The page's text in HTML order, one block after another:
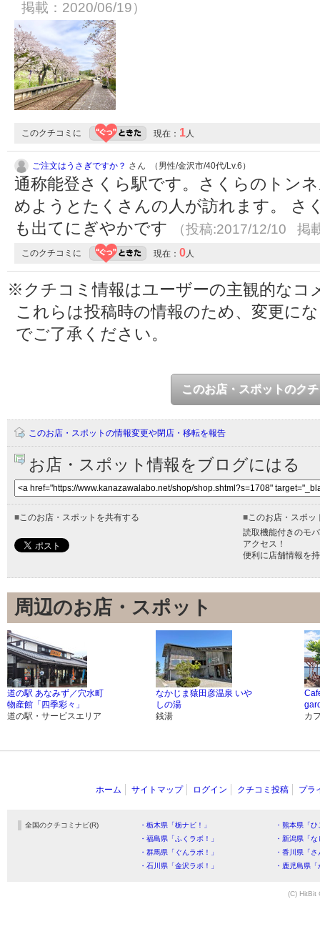
掲載：2020/06/19）
このクチコミに 現在： 1人
ご注文はうさぎですか？ さん （男性/金沢市/40代/Lv.6）
通称能登さくら駅です。さくらのトン
めようとたくさんの人が訪れます。 さ
も出てにぎやかです
（投稿:2017/12/10 掲
このクチコミに 現在： 0人
※クチコミ情報はユーザーの主観的なコ
これらは投稿時の情報のため、変更に
でご了承ください。
このお店・スポットのク
このお店・スポットの情報変更や閉店・移転を報告
お店・スポット情報をブログにはる
■このお店・スポットを共有する ■このお店・スポッ
読取機能付きのモ
アクセス！
便利に店舗情報を
周辺のお店・スポット
道の駅 あなみず／穴水町
物産館「四季彩々」
道の駅・サービスエリア
なかじま猿田彦温泉 いや
しの湯
銭湯
カ
ホーム サイトマップ ログイン クチコミ投稿 プラ
全国のクチコミナビ(R) ・栃木県「栃ナビ！」
・熊本県「
・福島県「ふくラボ！」
・新潟県「
・群馬県「ぐんラボ！」
・香川県「
・石川県「金沢ラボ！」
・鹿児島県
(C) HitBit